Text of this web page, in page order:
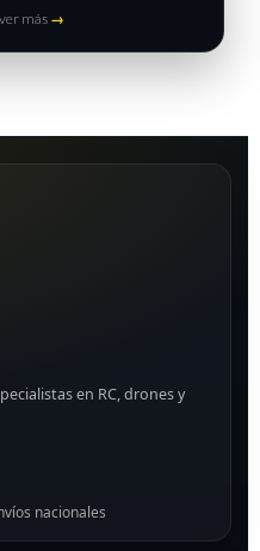
más →
en RC, drones y
nacionales